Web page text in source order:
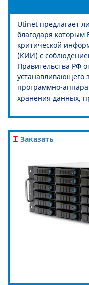
Utinet предлагает
благодаря которым
критической
(КИИ) с
Правительства РФ
устанавливающего
программно-
хранения данных,
Заказать